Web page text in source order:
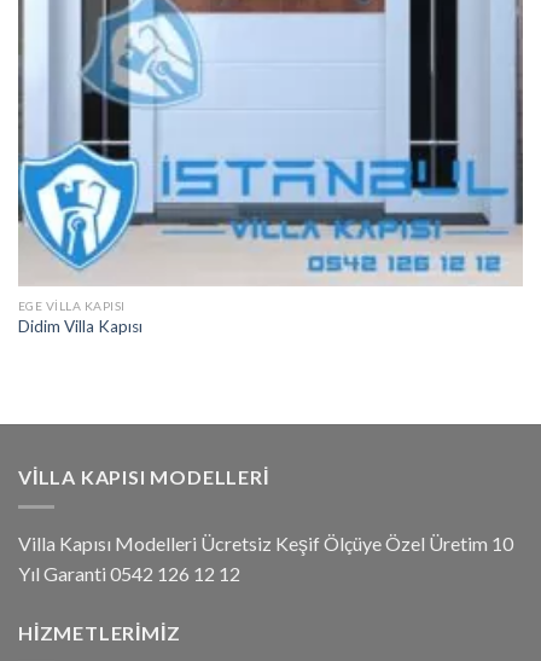
EGE VILLA KAPISI
Didim Villa Kapısı
VILLA KAPISI MODELLERI
Villa Kapısı Modelleri Ücretsiz Keşif Ölçüye Özel Üretim 10
Yıl Garanti 0542 126 12 12
HIZMETLERIMIZ